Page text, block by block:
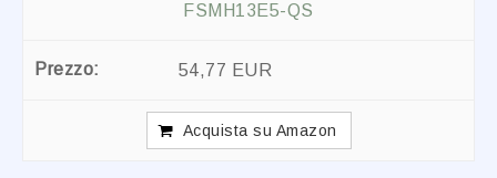
FSMH13E5-QS
54,77 EUR
Acquista su Amazon